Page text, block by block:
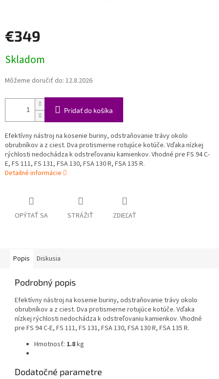
€349
cena:
Skladom
Môžeme doručiť do: 12.8.2026
Pridať do košíka
Efektívny nástroj na kosenie buriny, odstraňovanie trávy okolo
obrubníkov a z ciest. Dva protismerne rotujúce kotúče. Vďaka nízkej
rýchlosti nedochádza k odstreľovaniu kamienkov. Vhodné pre FS 94 C-
E, FS 111, FS 131, FSA 130, FSA 130 R, FSA 135 R.
Detailné informácie
OPÝTAŤ SA STRÁŽIŤ ZDIEĽAŤ
Popis Diskusia
Podrobný popis
Efektívny nástroj na kosenie buriny, odstraňovanie trávy okolo
obrubníkov a z ciest. Dva protismerne rotujúce kotúče. Vďaka
nízkej rýchlosti nedochádza k odstreľovaniu kamienkov. Vhodné
pre FS 94 C-E, FS 111, FS 131, FSA 130, FSA 130 R, FSA 135 R.
Hmotnosť: 1.8kg
Dodatočné parametre